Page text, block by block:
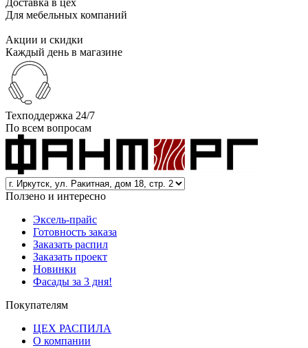
Доставка в цех
Для мебельных компаний
Акции и скидки
Каждый день в магазине
Техподдержка 24/7
По всем вопросам
Ползено и интересно
Эксель-прайс
Готовность заказа
Заказать распил
Заказать проект
Новинки
Фасады за 3 дня!
Покупателям
ЦЕХ РАСПИЛА
О компании